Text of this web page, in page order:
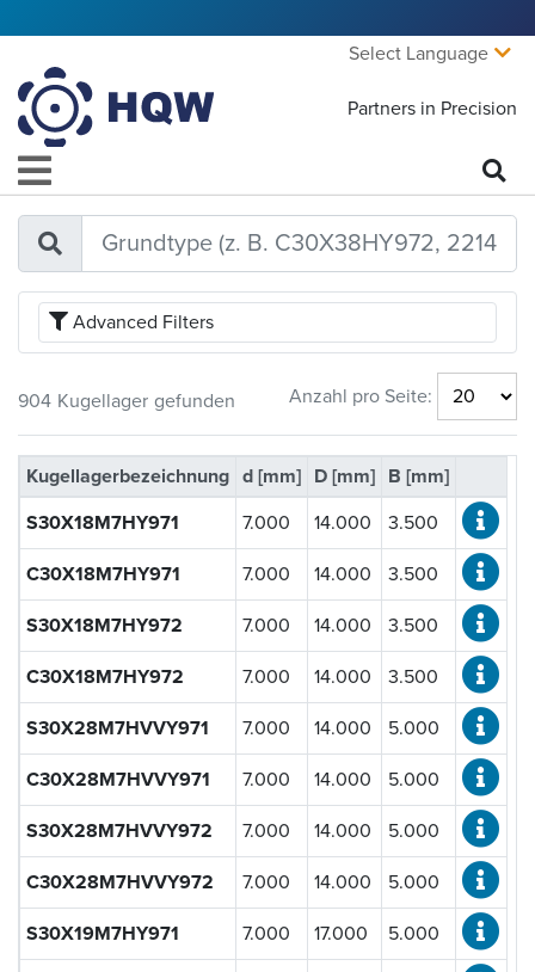
Select Language
Partners in Precision
Advanced Filters
offen (716)
abgedeckt
Kugelmaterial:
Keramik (452)
Innendurchmesser d [mm]:
Außendurchmesser D [mm]:
Breite B [mm]:
dynamische Tragzahl C [N]:
904 Kugellager gefunden Anzahl pro Seite:
Kugellagerbezeichnung d [mm] D [mm]
B [mm]
S30X18M7HY971
7.000 14.000 3.500
C30X18M7HY971 7.000 14.000 3.500
S30X18M7HY972 7.000 14.000 3.500
C30X18M7HY972 7.000 14.000 3.500
S30X28M7HVVY971 7.000 14.000 5.000
C30X28M7HVVY971 7.000 14.000 5.000
S30X28M7HVVY972 7.000 14.000 5.000
C30X28M7HVVY972 7.000 14.000 5.000
S30X19M7HY971 7.000 17.000 5.000